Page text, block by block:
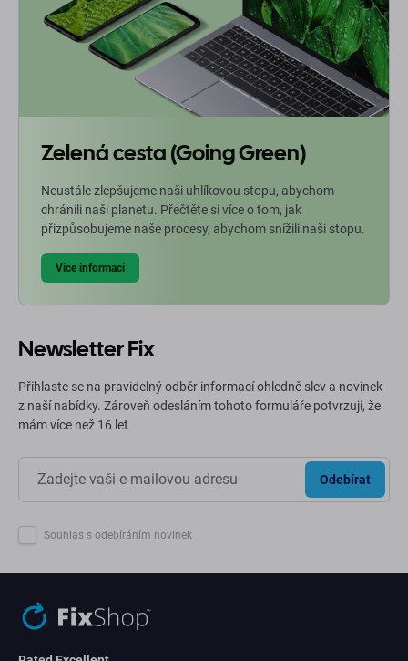
Zelená cesta (Going Green)
Neustále zlepšujeme naši uhlíkovou stopu, abychom
chránili naši planetu. Přečtěte si více o tom, jak
přizpůsobujeme naše procesy, abychom snížili naši stopu.
Více informací
Newsletter Fix
Přihlaste se na pravidelný odběr informací ohledně slev a novinek
z naší nabídky. Zároveň odesláním tohoto formuláře potvrzuji, že
mám více než 16 let
Odebírat
Souhlas s odebíráním novinek